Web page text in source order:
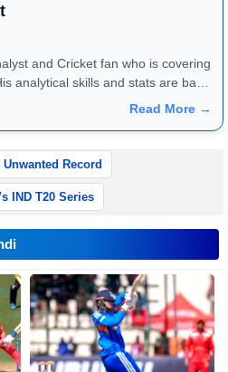
and Cricket fan who is covering
analytical skills and stats are bang
match previews and articleRead More →
Record
IND T20 Series